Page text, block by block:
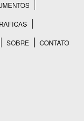
SOBRE CONTATO